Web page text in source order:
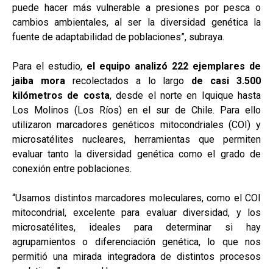
puede hacer más vulnerable a presiones por pesca o
cambios ambientales, al ser la diversidad genética la
fuente de adaptabilidad de poblaciones”, subraya.
Para el estudio, el equipo analizó 222 ejemplares de
jaiba morarecolectados a lo largo de casi 3.500
kilómetros de costa, desde el norte en Iquique hasta
Los Molinos (Los Ríos) en el sur de Chile. Para ello
utilizaron marcadores genéticos mitocondriales (COI) y
microsatélites nucleares, herramientas que permiten
evaluar tanto la diversidad genética como el grado de
conexión entre poblaciones.
“Usamos distintos marcadores moleculares, como el COI
mitocondrial, excelente para evaluar diversidad, y los
microsatélites, ideales para determinar si hay
agrupamientos o diferenciación genética, lo que nos
permitió una mirada integradora de distintos procesos